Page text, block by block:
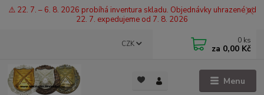
⚠️ 22. 7. – 6. 8. 2026 probíhá inventura skladu. Objednávky uhrazené od
22. 7. expedujeme od 7. 8. 2026
Menu
CZK 0 ks
za 0,00 Kč